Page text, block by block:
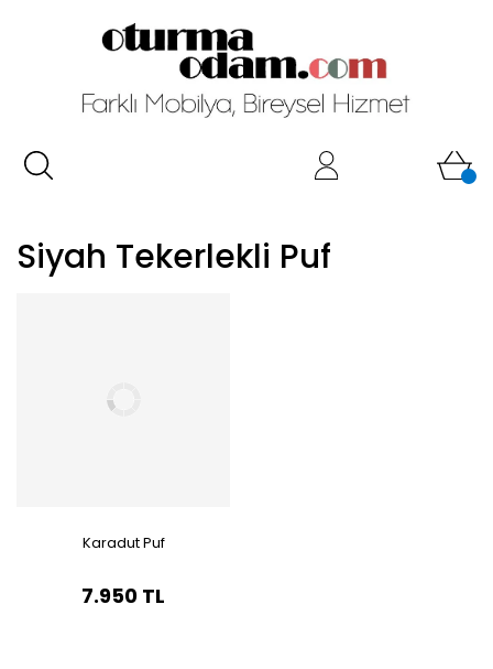
Siyah Tekerlekli Puf
Karadut Puf
7.950 TL